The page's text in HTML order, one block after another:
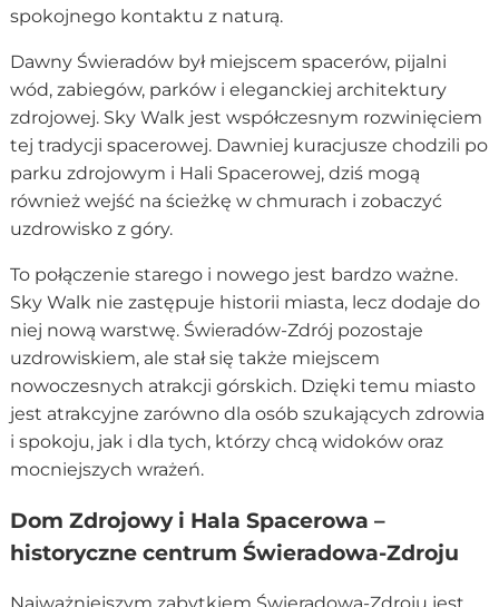
spokojnego kontaktu z naturą.
Dawny Świeradów był miejscem spacerów, pijalni
wód, zabiegów, parków i eleganckiej architektury
zdrojowej. Sky Walk jest współczesnym rozwinięciem
tej tradycji spacerowej. Dawniej kuracjusze chodzili po
parku zdrojowym i Hali Spacerowej, dziś mogą
również wejść na ścieżkę w chmurach i zobaczyć
uzdrowisko z góry.
To połączenie starego i nowego jest bardzo ważne.
Sky Walk nie zastępuje historii miasta, lecz dodaje do
niej nową warstwę. Świeradów-Zdrój pozostaje
uzdrowiskiem, ale stał się także miejscem
nowoczesnych atrakcji górskich. Dzięki temu miasto
jest atrakcyjne zarówno dla osób szukających zdrowia
i spokoju, jak i dla tych, którzy chcą widoków oraz
mocniejszych wrażeń.
Dom Zdrojowy i Hala Spacerowa –
historyczne centrum Świeradowa-Zdroju